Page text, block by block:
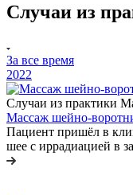
Случаи из
За все время
2022
Случаи из практики
Массаж шейно-
Пациент пришёл в
шее с иррадиацией в